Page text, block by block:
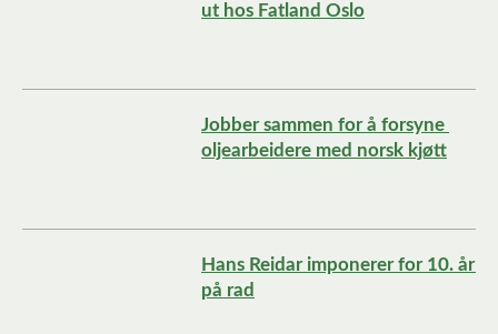
ut hos Fatland Oslo
Jobber sammen for å forsyne
oljearbeidere med norsk kjøtt
Hans Reidar imponerer for 10. år
på rad